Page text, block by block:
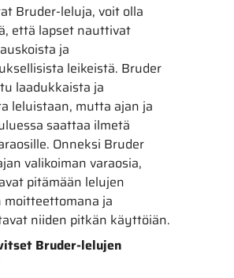
Bruder-leluja, voit olla
että lapset nauttivat
ja
leikeistä. Bruder
laadukkaista ja
leluistaan, mutta ajan ja
saattaa ilmetä
Onneksi Bruder
valikoiman varaosia,
pitämään lelujen
ja
niiden pitkän käyttöiän.
Bruder-lelujen